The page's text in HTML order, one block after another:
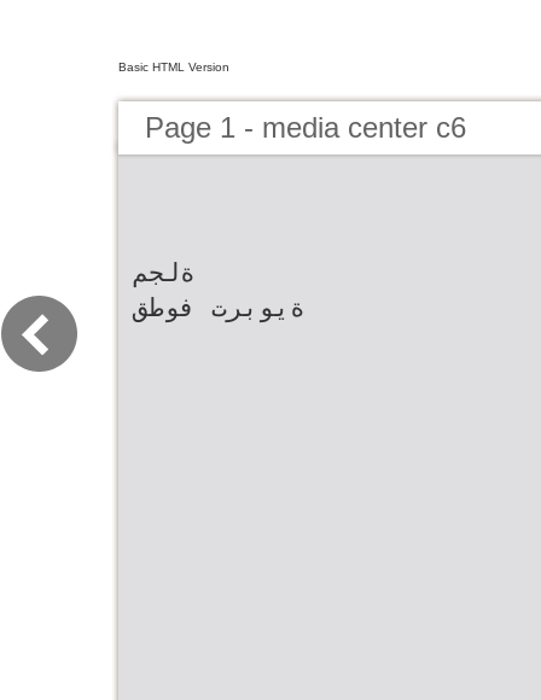
Basic HTML Version
Page 1 - media center c6
ةلجم
ةيوبرت فوطق